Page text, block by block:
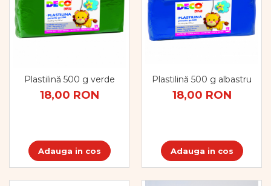
Plastilină 500 g verde
18,00 RON
Adauga in cos
Plastilină 500 g albastru
18,00 RON
Adauga in cos